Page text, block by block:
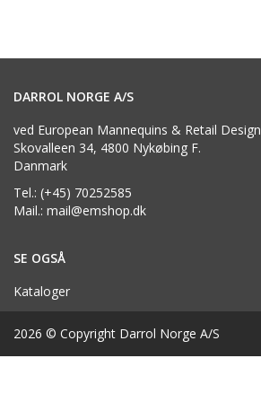
DARROL NORGE A/S
ved European Mannequins & Retail Design
Skovalleen 34, 4800 Nykøbing F.
Danmark
Tel.: (+45) 70252585
Mail.: mail@emshop.dk
SE OGSÅ
Kataloger
2026 © Copyright Darrol Norge A/S